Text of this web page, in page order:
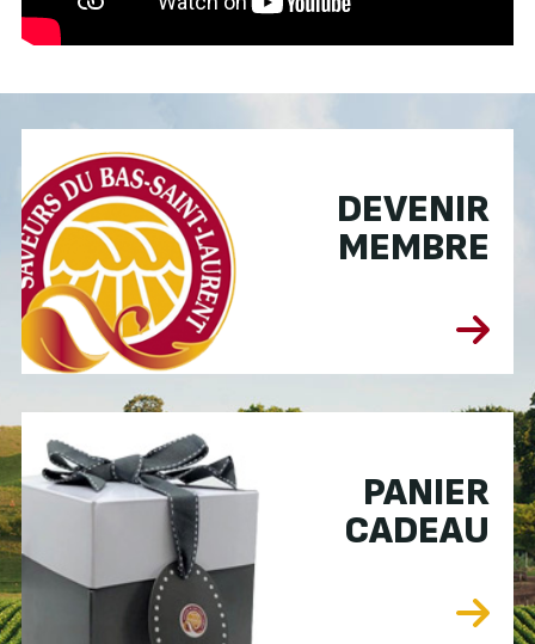
DEVENIR
MEMBRE
PANIER
CADEAU